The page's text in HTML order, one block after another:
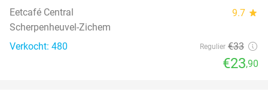
Eetcafé Central 9.7 star
Scherpenheuvel-Zichem
Verkocht: 480
Regulier €33
€23,90